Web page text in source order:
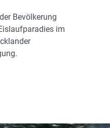
Bevölkerung
im